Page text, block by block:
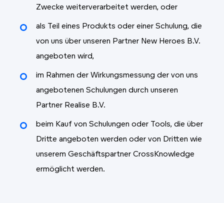
Zwecke weiterverarbeitet werden, oder
als Teil eines Produkts oder einer Schulung, die
von uns über unseren Partner New Heroes B.V.
angeboten wird,
im Rahmen der Wirkungsmessung der von uns
angebotenen Schulungen durch unseren
Partner Realise B.V.
beim Kauf von Schulungen oder Tools, die über
Dritte angeboten werden oder von Dritten wie
unserem Geschäftspartner CrossKnowledge
ermöglicht werden.